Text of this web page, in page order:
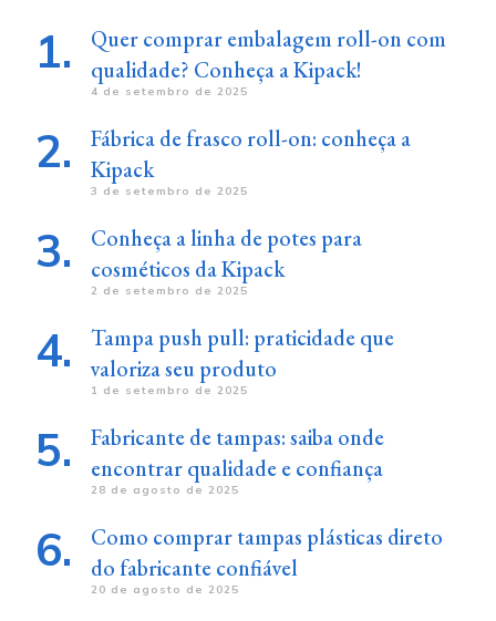
Quer comprar embalagem roll-on com
qualidade? Conheça a Kipack!
4 de setembro de 2025
Fábrica de frasco roll-on: conheça a
Kipack
3 de setembro de 2025
Conheça a linha de potes para
cosméticos da Kipack
2 de setembro de 2025
Tampa push pull: praticidade que
valoriza seu produto
1 de setembro de 2025
Fabricante de tampas: saiba onde
encontrar qualidade e confiança
28 de agosto de 2025
Como comprar tampas plásticas direto
do fabricante confiável
20 de agosto de 2025